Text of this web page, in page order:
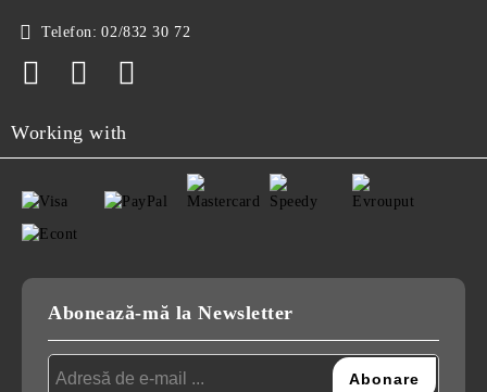
Telefon: 02/832 30 72
Working with
Abonează-mă la Newsletter